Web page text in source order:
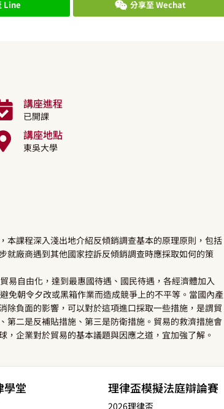
Line 分享至 Wechat
講座進程
已開課
講座地點
東吳大學
本課程深入淺出地介紹反傾銷調查基本的原理原則，包括
就廠商遇到其他國家控訴反傾銷調查時應採取如何的策
易自由化，達到最惠國待遇、國民待遇，各經濟體加入
免朝令夕改或黑箱作業而造成競爭上的不平等。當國內產
除負面的影響，可以對於這項進口採取一些措施，是謂貿
第二是反補貼措施、第三是防衛措施。貿易的救濟措施會
企業對於貿易的基本議題與因應之道，宜加強了解。
學堂 理律盃模擬法庭辯論賽
2026理律盃